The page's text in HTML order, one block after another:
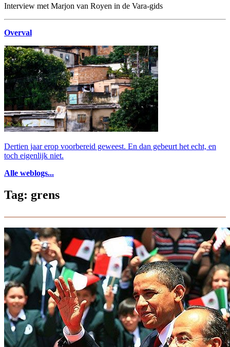
Interview met Marjon van Royen in de Vara-gids
Overval
Dertien jaar erop voorbereid geweest. En dan gebeurt het echt, en
toch eigenlijk niet.
Alle weblogs...
Tag: grens